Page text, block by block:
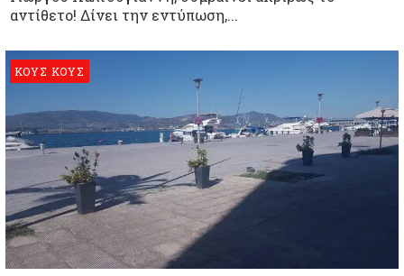
αντίθετο! Δίνει την εντύπωση,...
ΚΟΥΣ ΚΟΥΣ